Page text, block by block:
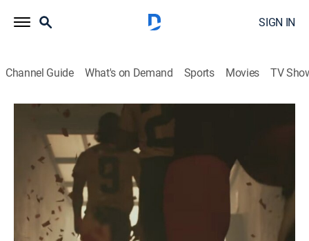
SIGN IN
Channel Guide What's on Demand Sports Movies TV
Sí se puede
Biography, Soccer, Soap
Se relata la clasificación de la selección ecuatoriana
de fútbol por primera vez al mundial a finales del
2001. Además, se cuenta la vida de Jaime Iván
Kaviedes.